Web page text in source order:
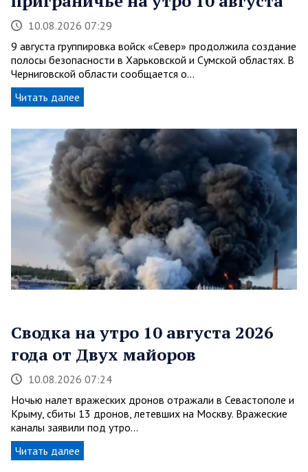
10.08.2026 07:29
9 августа группировка войск «Север» продолжила создание
полосы безопасности в Харьковской и Сумской областях. В
Черниговской области сообщается о…
Читать далее
Сводка на утро 10 августа 2026
года от Двух майоров
10.08.2026 07:24
Ночью налет вражеских дронов отражали в Севастополе и
Крыму, сбиты 13 дронов, летевших на Москву. Вражеские
каналы заявили под утро…
Читать далее